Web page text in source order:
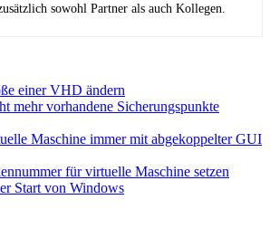
sowohl Partner als auch Kollegen.
einer VHD ändern
mehr vorhandene Sicherungspunkte
Maschine immer mit abgekoppelter GUI
für virtuelle Maschine setzen
Start von Windows